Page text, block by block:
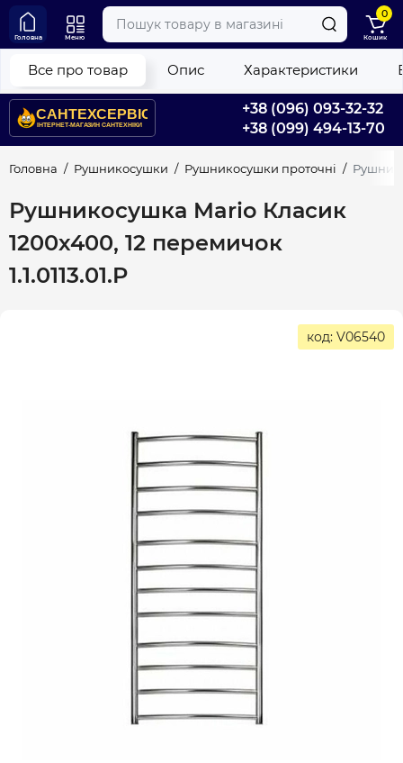
+38 (096) 093-32-32
+38 (099) 494-13-70
Головна Меню
0
Кошик
Головна Рушникосушки Рушникосушки проточні
Рушникосушка Mario Класик
1200х400, 12 перемичок
1.1.0113.01.P
Все про товар Опис Характеристики
код: V06540